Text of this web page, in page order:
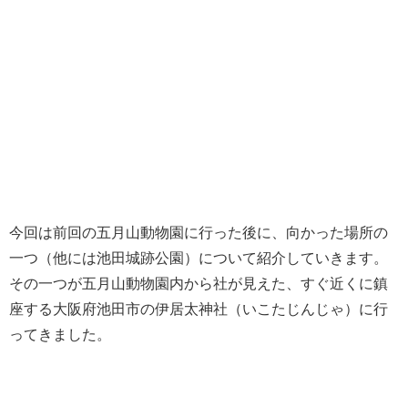
今回は前回の五月山動物園に行った後に、向かった場所の
一つ（他には池田城跡公園）について紹介していきます。
その一つが五月山動物園内から社が見えた、すぐ近くに鎮
座する大阪府池田市の伊居太神社（いこたじんじゃ）に行
ってきました。